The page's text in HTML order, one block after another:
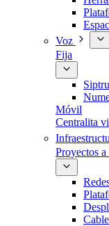
Voz
Fija
Móvil
Centralita
Proyectos a